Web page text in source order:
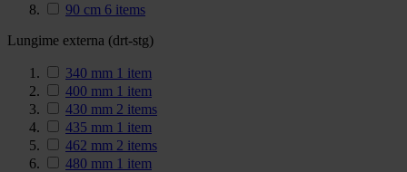
90 cm 6 items
Lungime externa (drt-stg)
340 mm 1 item
400 mm 1 item
430 mm 2 items
435 mm 1 item
462 mm 2 items
480 mm 1 item